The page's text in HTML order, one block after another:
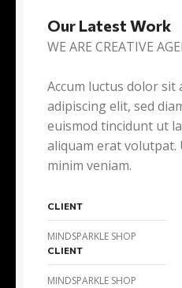
Our Latest Work
WE ARE CREATIVE
Accum luctus dolor sit
adipiscing elit, sed
euismod tincidunt ut
aliquam erat volutpat.
minim veniam.
CLIENT
MINDSPARKLE SHOP
CLIENT
MINDSPARKLE SHOP